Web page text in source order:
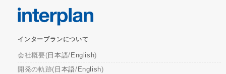
インタープランについて
会社概要( 日本語/ English)
開発の軌跡( 日本語/English)